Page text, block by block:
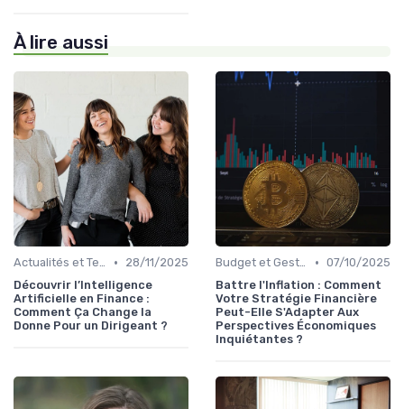
À lire aussi
Actualités et Tendances Économiques •
28/11/2025
Découvrir l’Intelligence
Artificielle en Finance :
Comment Ça Change la
Donne Pour un Dirigeant ?
Budget et Gestion des Finances Personnelles • 07/10/2025
Battre l'Inflation : Comment
Votre Stratégie Financière
Peut-Elle S'Adapter Aux
Perspectives Économiques
Inquiétantes ?